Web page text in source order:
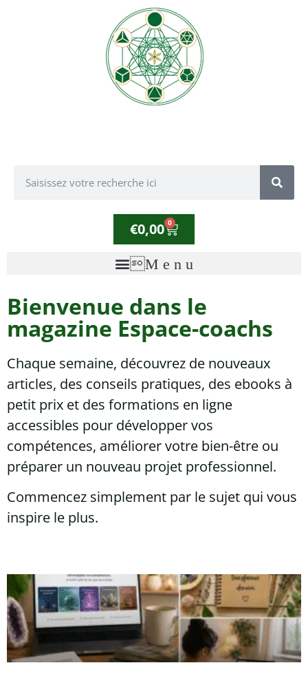
€0,00 0
Bienvenue dans le
magazine Espace-coachs
Chaque semaine, découvrez de nouveaux
articles, des conseils pratiques, des ebooks à
petit prix et des formations en ligne
accessibles pour développer vos
compétences, améliorer votre bien-être ou
préparer un nouveau projet professionnel.
Commencez simplement par le sujet qui vous
inspire le plus.